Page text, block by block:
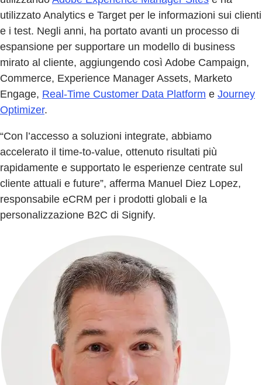
utilizzato Analytics e Target per le informazioni sui clienti
e i test. Negli anni, ha portato avanti un processo di
espansione per supportare un modello di business
mirato al cliente, aggiungendo così Adobe Campaign,
Commerce, Experience Manager Assets, Marketo
Engage, Real-Time Customer Data Platform e Journey
Optimizer.
“Con l’accesso a soluzioni integrate, abbiamo
accelerato il time-to-value, ottenuto risultati più
rapidamente e supportato le esperienze centrate sul
cliente attuali e future”, afferma Manuel Diez Lopez,
responsabile eCRM per i prodotti globali e la
personalizzazione B2C di Signify.